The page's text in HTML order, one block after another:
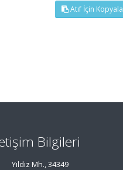
Atıf İçin Kopyala
Bilgileri
Yıldız Mh., 34349